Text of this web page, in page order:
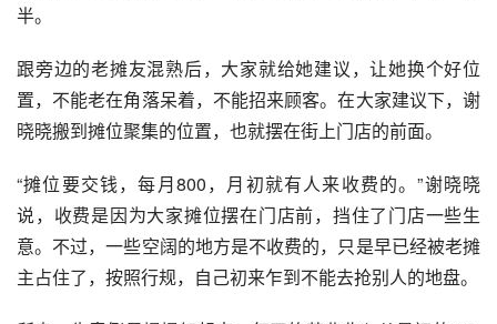
半。
跟旁边的老摊友混熟后，大家就给她建议，让她换个好位
置，不能老在角落呆着，不能招来顾客。在大家建议下，谢
晓晓搬到摊位聚集的位置，也就摆在街上门店的前面。
“摊位要交钱，每月800，月初就有人来收费的。”谢晓晓
说，收费是因为大家摊位摆在门店前，挡住了门店一些生
意。不过，一些空阔的地方是不收费的，只是早已经被老摊
主占住了，按照行规，自己初来乍到不能去抢别人的地盘。